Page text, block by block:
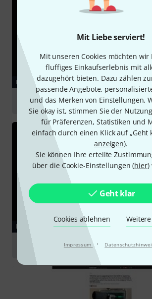
Mit Liebe serviert!
Mit unseren Cookies möchten wir
fluffiges Einkaufserlebnis mit
dazugehört bieten. Dazu zählen
passende Angebote,
und das Merken von Einstellungen.
Sie okay ist, stimmen Sie der
für Präferenzen, Statistiken und
einfach durch einen Klick auf „Geht
anzeigen).
Sie können Ihre erteilte
über die Cookie-Einstellungen (hier)
Geht klar
Cookies ablehnen
Impressum ·
RATGEBER
Großmembranmikrofone
RATGEBER